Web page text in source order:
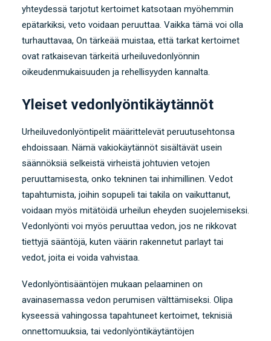
yhteydessä tarjotut kertoimet katsotaan myöhemmin
epätarkiksi, veto voidaan peruuttaa. Vaikka tämä voi olla
turhauttavaa, On tärkeää muistaa, että tarkat kertoimet
ovat ratkaisevan tärkeitä urheiluvedonlyönnin
oikeudenmukaisuuden ja rehellisyyden kannalta.
Yleiset vedonlyöntikäytännöt
Urheiluvedonlyöntipelit määrittelevät peruutusehtonsa
ehdoissaan. Nämä vakiokäytännöt sisältävät usein
säännöksiä selkeistä virheistä johtuvien vetojen
peruuttamisesta, onko tekninen tai inhimillinen. Vedot
tapahtumista, joihin sopupeli tai takila on vaikuttanut,
voidaan myös mitätöidä urheilun eheyden suojelemiseksi.
Vedonlyönti voi myös peruuttaa vedon, jos ne rikkovat
tiettyjä sääntöjä, kuten väärin rakennetut parlayt tai
vedot, joita ei voida vahvistaa.
Vedonlyöntisääntöjen mukaan pelaaminen on
avainasemassa vedon perumisen välttämiseksi. Olipa
kyseessä vahingossa tapahtuneet kertoimet, teknisiä
onnettomuuksia, tai vedonlyöntikäytäntöjen